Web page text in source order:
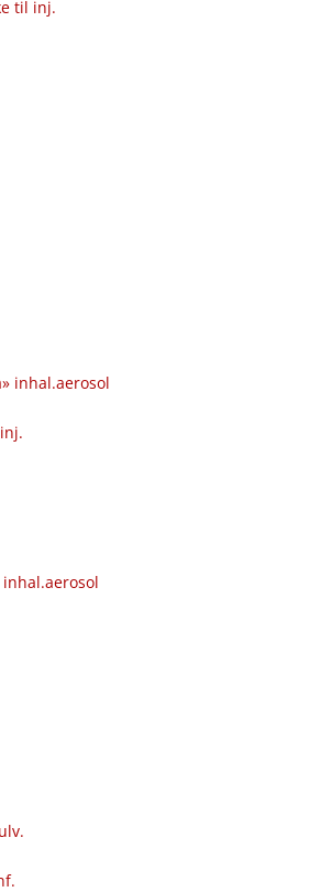
til inj.
inhal.aerosol